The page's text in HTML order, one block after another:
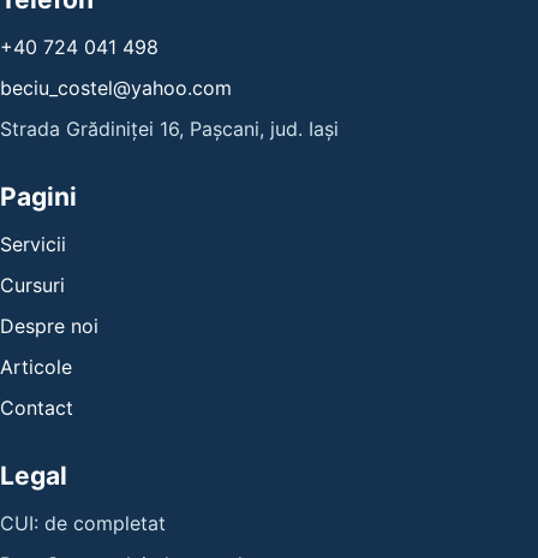
+40 724 041 498
beciu_costel@yahoo.com
Strada Grădiniței 16, Pașcani, jud. Iași
Pagini
Servicii
Cursuri
Despre noi
Articole
Contact
Legal
CUI: de completat